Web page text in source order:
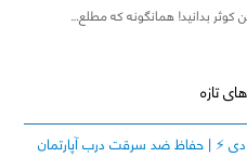
کوثر بدانید! همانگونه که مطلع…
تازه
⚡️ | حفاظ ضد سرقت درب آپارتمان